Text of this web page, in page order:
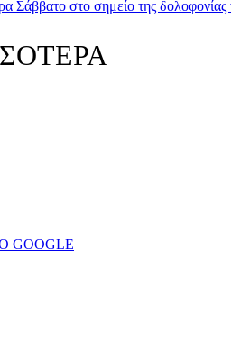
Σάββατο στο σημείο της
GOOGLE